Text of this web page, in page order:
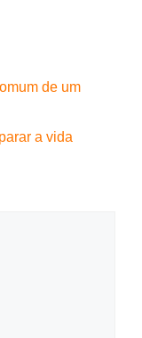
de um
a vida